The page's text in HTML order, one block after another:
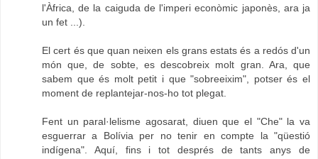
l'Àfrica, de la caiguda de l'imperi econòmic japonès, ara ja
un fet ...).
El cert és que quan neixen els grans estats és a redós d'un
món que, de sobte, es descobreix molt gran. Ara, que
sabem que és molt petit i que "sobreeixim", potser és el
moment de replantejar-nos-ho tot plegat.
Fent un paral·lelisme agosarat, diuen que el "Che" la va
esguerrar a Bolívia per no tenir en compte la "qüestió
indígena". Aquí, fins i tot després de tants anys de